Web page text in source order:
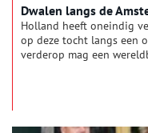
Dwalen langs de
Holland heeft oneindig
op deze tocht langs een
verderop mag een